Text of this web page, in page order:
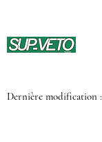
Dernière modification :